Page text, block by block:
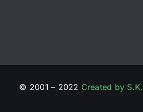
© 2001 – 2022 Created by S.K.